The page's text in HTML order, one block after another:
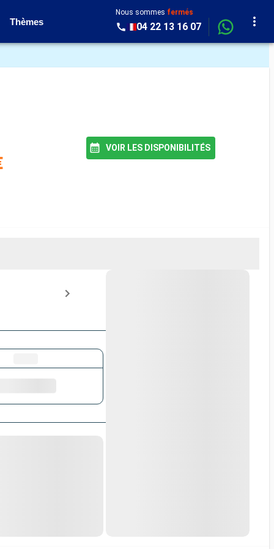
Thèmes
Nous sommes fermés
04 22 13 16 07
VOIR LES DISPONIBILITÉS